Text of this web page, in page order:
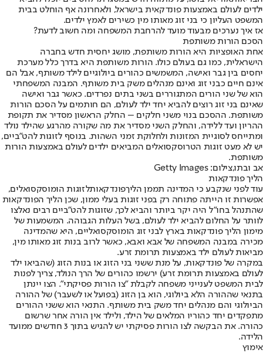
ילדים לעולם באמצעות פונדקאית בישראל, ולאחרונה אף הוחלט בבית
המשפט העליון כי בני זוג מאותו מין כשירים לאמץ ילדים.
אז איך נערכים מבעוד מועד להרחבת המשפחה ומה חשוב לדעת?
הסכם הורות משותפת
אחת האופציות היא הורות משותפת, מושג יחסית חדש בחברה
הישראלית, כמו גם בעולם כולו. הורות משותפת היא בדרך כלל מערכת
יחסים בין גבר ואישה, המשמשים כהורים ביולוגיים לילד משותף, אבל הם
אינם חיים כבני זוג ואינם מנהלים משק בית משותף. המבנה המשפחתי
הוא של שני הורים המתגוררים בשני בתים נפרדים. כאשר גבר ואישה
שאינם בני זוג רוצים להביא יחד ילד לעולם, הם חותמים על הסכם הורות
משותפת. ההסכם בנוי משני חלקים – החלק הראשון מסדיר את תקופת
ההריון ועד ללידה, והחלק השני מסדיר את מה שקורה מהרגע שהילד נולד
ומתייחס לסוגיית המזונות ולחלוקת זמני השהות. בנוסף לזוגות להט"ביים,
יש לא מעט זוגות הטרוסקסואלים המביאים ילדים לעולם באמצעות הורות
משותפת.
אב ובתו,צילום: Getty Images
הליך פונדקאות
עוד לפני שנקבע כי המדינה תממן הליךפונדקאותלזוגות הומוסקסואלים,
אפשרות זו הייתה פתוחה רק בפני זוגות בעלי ממון, שכן הליך הפונדקאות
שהתנהל בחו"ל היה יקר ביותר והביא לכך, שזוגות להט"ביים רבים נאלצו
לוותר על החלום להביא ילד לעולם, בשל העלות הגבוהה. המשמעות של
מימון הליך פונדקאות בארץ לבני זוג הומוסקסואליים, היא שהמדינה
מכירה במבנה המשפחה של אבא ואבא, כאשר לרוב בנות זוג מאותו מין,
מביאות לעולם ילד באמצעות תרומת זרע.
במקרה של פונדקאות, על מנת ששני בני הזוג או בנות הזוג (שהביאו ילד
לעולם באמצעות תרומת זרע) ירשמו כהורים של הרך הנולד, צריך לפנות
לבית המשפט לענייני משפחה לקבלת "צו הורות פסיקתי". הצו יינתן
בתנאי שההורה הלא ביולוגי, הוא בן הזוג (בפועל או לשעבר) של ההורה
הביולוגי והם מנהלים יחד משק בית משותף. התנאי הוא ששני ההורים
מתפקדים יחד כהוריו המלאים של הילד, ולילד אין הורה אחר שרשום
כהורה. את הבקשה לצו הורות פסיקתי יש להגיש בתוך 3 חודשים ממועד
הלידה.
אימוץ